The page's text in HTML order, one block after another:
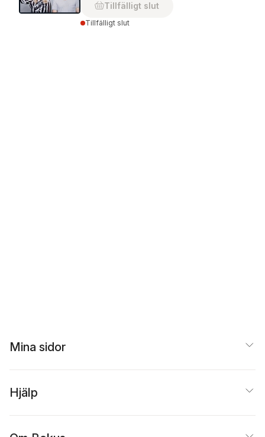
Tillfälligt slut
Tillfälligt slut
Mina sidor
Hjälp